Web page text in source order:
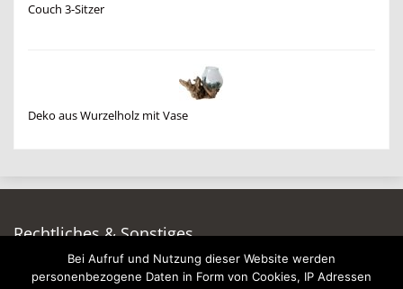
Couch 3-Sitzer
Deko aus Wurzelholz mit Vase
Rechtliches & Sonstiges
Auf dieser Seite werben
Bei Aufruf und Nutzung dieser Website werden
personenbezogene Daten in Form von Cookies, IP Adressen